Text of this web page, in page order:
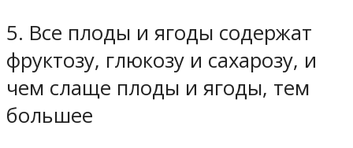
5. Все плоды и ягоды содержат
фруктозу, глюкозу и сахарозу, и
чем слаще плоды и ягоды, тем
большее